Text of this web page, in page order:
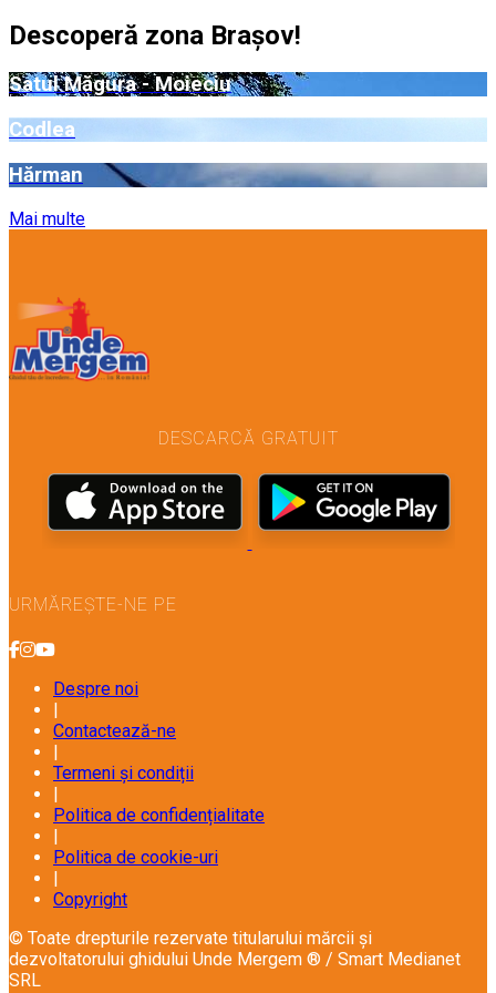
Descoperă zona Brașov!
Satul Măgura - Moieciu
Codlea
Hărman
Mai multe
DESCARCĂ GRATUIT
URMĂREȘTE-NE PE
Despre noi
|
Contactează-ne
|
Termeni și condiții
|
Politica de confidențialitate
|
Politica de cookie-uri
|
Copyright
© Toate drepturile rezervate titularului mărcii și
dezvoltatorului ghidului Unde Mergem ® / Smart Medianet
SRL